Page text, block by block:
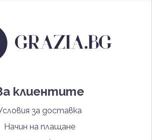
клиентите
за доставка
Начин на плащане